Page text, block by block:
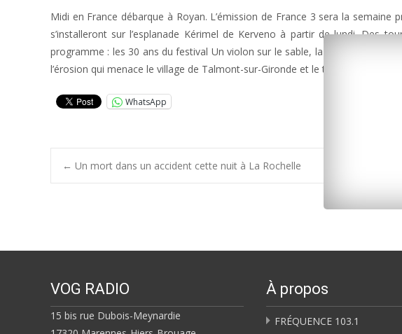
Midi en France débarque à Royan. L’émission de France 3 sera la
s’installeront sur l’esplanade Kérimel de Kerveno à partir de lundi. Des
programme : les 30 ans du festival Un violon sur le sable, la restauration de
l’érosion qui menace le village de Talmont-sur-Gironde et le thermalisme qui
WhatsApp
Post
← Un mort dans un accident cette nuit à La Rochelle
VOG RADIO
15 bis rue Dubois-Meynardie
À propos
FRÉQUENCE 103.1